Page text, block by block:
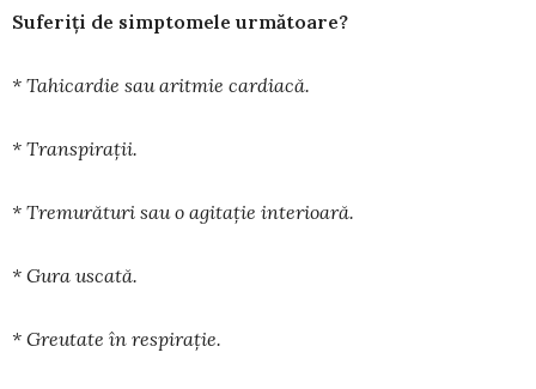
Suferiți de simptomele următoare?
* Tahicardie sau aritmie cardiacă.
* Transpirații.
* Tremurături sau o agitație interioară.
* Gura uscată.
* Greutate în respirație.